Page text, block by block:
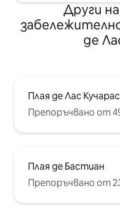
Други
де
Плая де Лас Кучарас
Препоръчвано от
Плая де Бастиан
Препоръчвано от